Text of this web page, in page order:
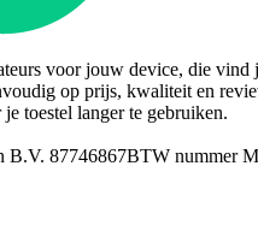
voor jouw device, die
op prijs, kwaliteit en
toestel langer te gebruiken.
87746867BTW nummer